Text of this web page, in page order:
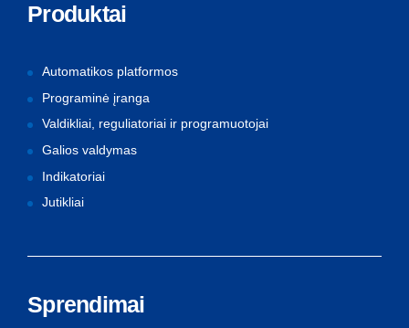
Produktai
Automatikos platformos
Programinė įranga
Valdikliai, reguliatoriai ir programuotojai
Galios valdymas
Indikatoriai
Jutikliai
Sprendimai